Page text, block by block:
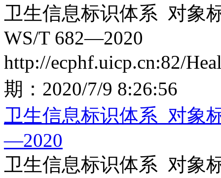
卫生信息标识体系 对象
WS/T 682—2020
http://ecphf.uicp.cn:82/
期： 2020/7/9 8:26:56
卫生信息标识体系 对象
—2020
卫生信息标识体系 对象